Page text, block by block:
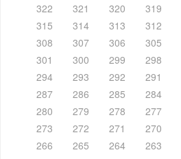
322
321 320 319
315
314 313 312
308
307 306 305
301
300 299 298
294
293 292 291
287
286 285 284
280
279 278 277
273
272 271 270
266
265 264 263